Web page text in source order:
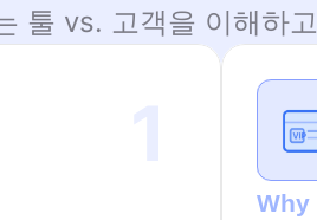
툴 vs. 고객을 이해하
Why